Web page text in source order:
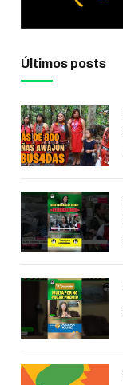
Últimos posts